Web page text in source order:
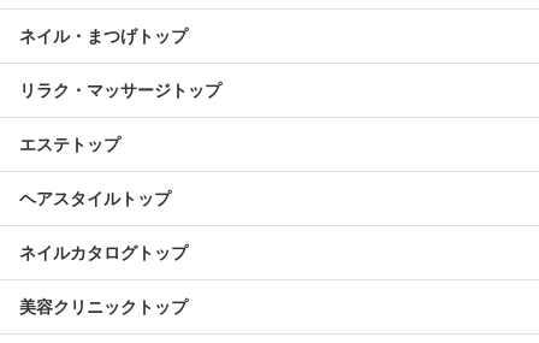
ネイル・まつげトップ
リラク・マッサージトップ
エステトップ
ヘアスタイルトップ
ネイルカタログトップ
美容クリニックトップ